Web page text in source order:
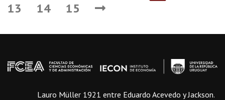
13
14 15
Lauro Müller 1921 entre Eduardo Acevedo y Jackson.